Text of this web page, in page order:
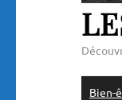
Bien-